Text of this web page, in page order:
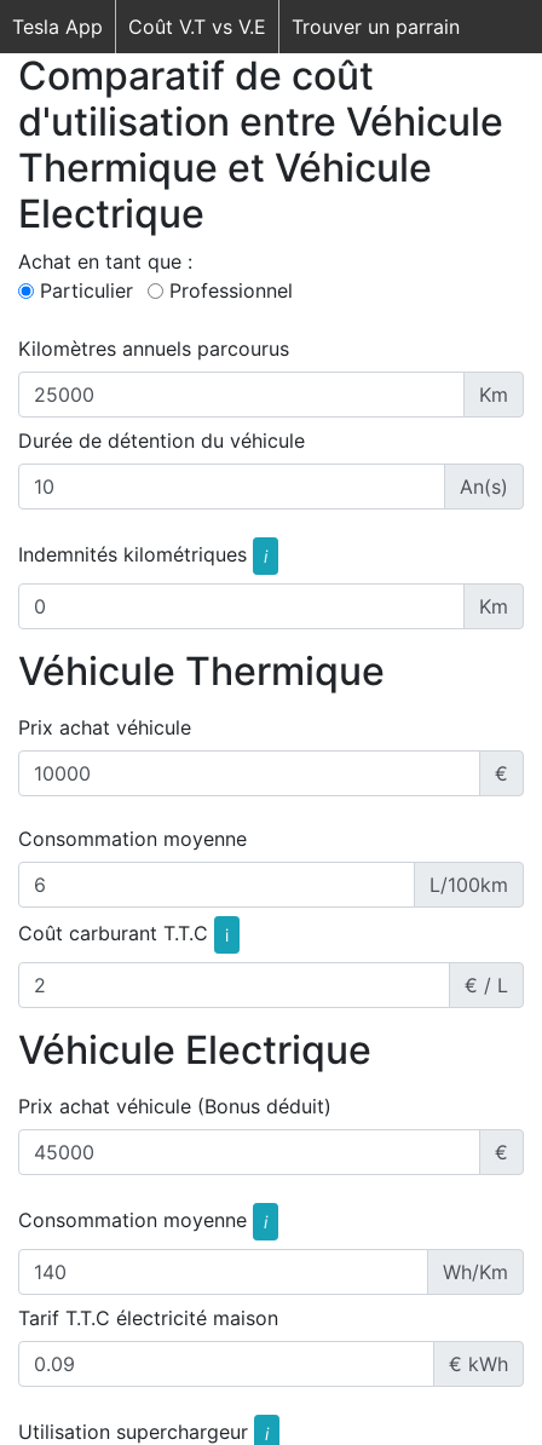
Tesla App Coût V.T vs V.E Trouver un parrain
Comparatif de coût
d'utilisation entre Véhicule
Thermique et Véhicule
Electrique
Achat en tant que :
Particulier
Professionnel
Kilomètres annuels parcourus
Km
Durée de détention du véhicule
An(s)
Indemnités kilométriques i
Km
Véhicule Thermique
Prix achat véhicule
€
Consommation moyenne
L/100km
Coût carburant T.T.C
i
€ / L
Véhicule Electrique
Prix achat véhicule (Bonus déduit)
€
Consommation moyenne i
Wh/Km
Tarif T.T.C électricité maison
€ kWh
Utilisation superchargeur i